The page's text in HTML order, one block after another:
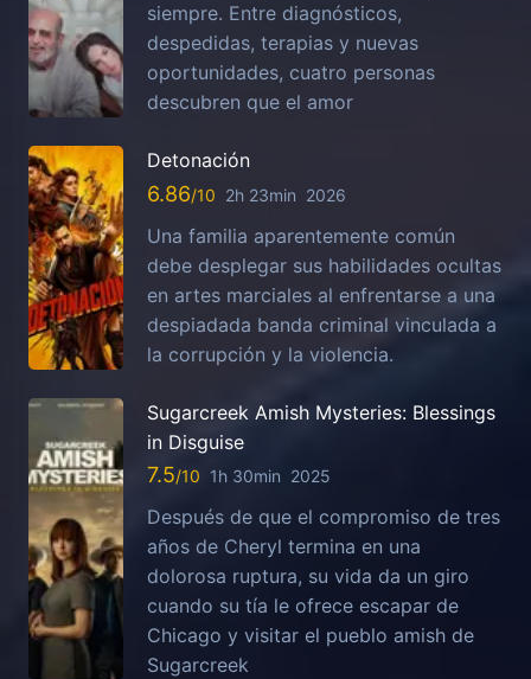
siempre. Entre diagnósticos,
despedidas, terapias y nuevas
oportunidades, cuatro personas
descubren que el amor
Detonación
6.86 2h 23min 2026
Una familia aparentemente común
debe desplegar sus habilidades ocultas
en artes marciales al enfrentarse a una
despiadada banda criminal vinculada a
la corrupción y la violencia.
Sugarcreek Amish Mysteries: Blessings
in Disguise
7.5 1h 30min 2025
Después de que el compromiso de tres
años de Cheryl termina en una
dolorosa ruptura, su vida da un giro
cuando su tía le ofrece escapar de
Chicago y visitar el pueblo amish de
Sugarcreek